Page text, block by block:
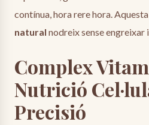
contínua, hora rere hora. Aquesta
natural nodreix sense
Complex
Nutrició
Precisió